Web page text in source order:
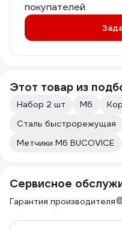
покупателей
Этот товар из
Набор 2 шт М6
Сталь быстрорежущая
Метчики М6 BUCOVICE
Сервисное
Гарантия производителя